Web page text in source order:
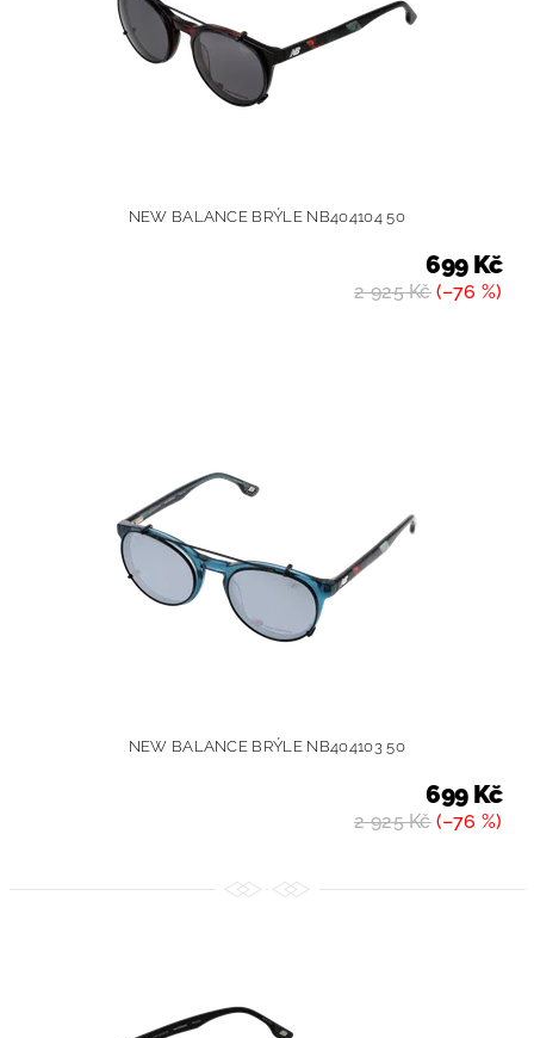
NEW BALANCE BRÝLE NB404104 50
2 925 Kč(–76 %)
699 Kč
NEW BALANCE BRÝLE NB404103 50
2 925 Kč(–76 %)
699 Kč